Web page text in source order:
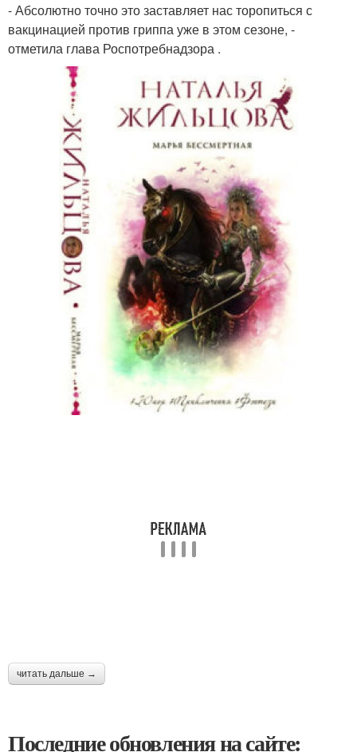
- Абсолютно точно это заставляет нас торопиться с
вакцинацией против гриппа уже в этом сезоне, -
отметила глава Роспотребнадзора .
читать дальше →
Последние обновления на сайте: